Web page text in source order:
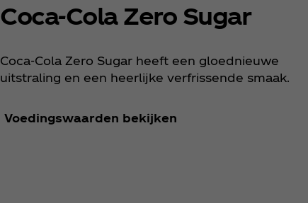
Coca‑Cola Zero Sugar
Coca‑Cola Zero Sugar heeft een gloednieuwe
uitstraling en een heerlijke verfrissende smaak.
Voedingswaarden bekijken